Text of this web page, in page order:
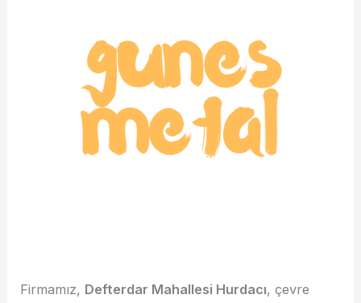
Firmamız, Defterdar Mahallesi Hurdacı, çevre